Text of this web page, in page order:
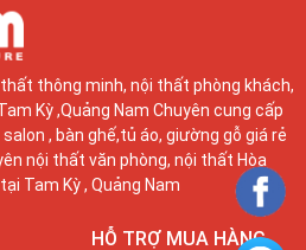
thông minh, nội thất phòng khách,
Kỳ ,Quảng Nam Chuyên cung cấp
, bàn ghế,tủ áo, giường gỗ giá rẻ
nội thất văn phòng, nội thất Hòa
Tam Kỳ , Quảng Nam
HỖ TRỢ MUA HÀNG